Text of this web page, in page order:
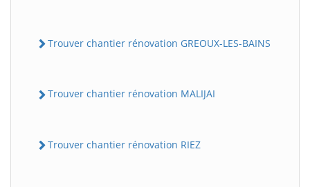
Trouver chantier rénovation GREOUX-LES-BAINS
Trouver chantier rénovation MALIJAI
Trouver chantier rénovation RIEZ